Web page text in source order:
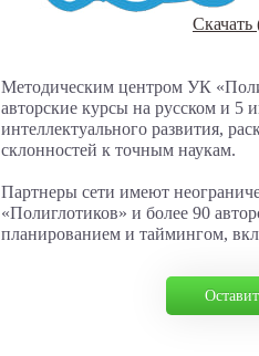
Скачать
Методическим центром УК
авторские курсы на русском и 5
интеллектуального развития,
склонностей к точным наукам.
Партнеры сети имеют
«Полиглотиков» и более 90
планированием и таймингом,